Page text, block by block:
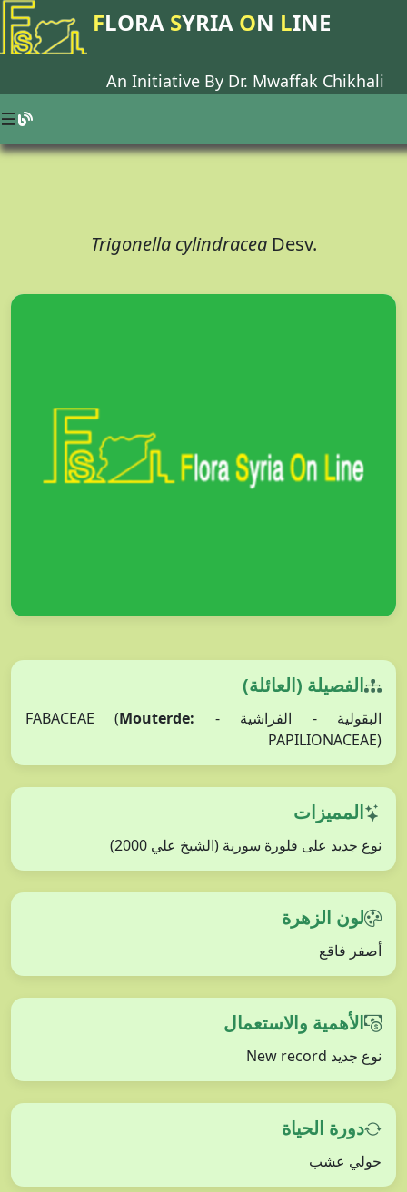
FLORA SYRIA ON LINE
An Initiative By Dr. Mwaffak Chikhali
Trigonella cylindracea Desv.
الفصيلة (العائلة)
البقولية - الفراشية - FABACEAE ( Mouterde:
PAPILIONACEAE)
المميزات
نوع جديد على فلورة سورية (الشيخ علي 2000)
لون الزهرة
أصفر فاقع
الأهمية والاستعمال
نوع جديد New record
دورة الحياة
حولي عشب